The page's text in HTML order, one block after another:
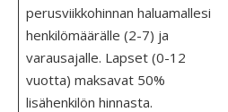
perusviikkohinnan haluamallesi
henkilömäärälle (2-7) ja
varausajalle. Lapset (0-12
vuotta) maksavat 50%
lisähenkilön hinnasta.